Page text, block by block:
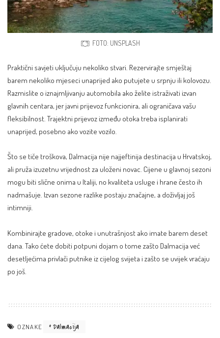
FOTO: UNSPLASH
Praktični savjeti uključuju nekoliko stvari. Rezervirajte smještaj
barem nekoliko mjeseci unaprijed ako putujete u srpnju ili kolovozu.
Razmislite o iznajmljivanju automobila ako želite istraživati izvan
glavnih centara, jer javni prijevoz funkcionira, ali ograničava vašu
fleksibilnost. Trajektni prijevoz između otoka treba isplanirati
unaprijed, posebno ako vozite vozilo.
Što se tiče troškova, Dalmacija nije najjeftinija destinacija u Hrvatskoj,
ali pruža izuzetnu vrijednost za uloženi novac. Cijene u glavnoj sezoni
mogu biti slične onima u Italiji, no kvaliteta usluge i hrane često ih
nadmašuje. Izvan sezone razlike postaju značajne, a doživljaj još
intimniji.
Kombinirajte gradove, otoke i unutrašnjost ako imate barem deset
dana. Tako ćete dobiti potpuni dojam o tome zašto Dalmacija već
desetljećima privlači putnike iz cijelog svijeta i zašto se uvijek vraćaju
po još.
OZNAKE Dalmacija